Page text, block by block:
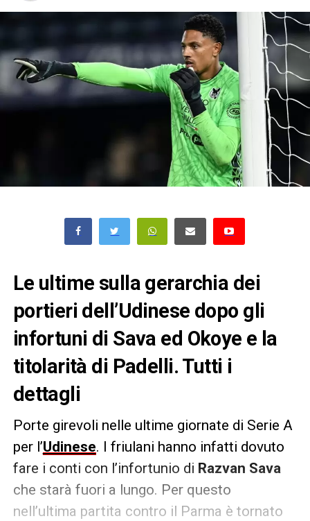
Le ultime sulla gerarchia dei
portieri dell’Udinese dopo gli
infortuni di Sava ed Okoye e la
titolarità di Padelli. Tutti i
dettagli
Porte girevoli nelle ultime giornate di Serie A
per l’Udinese. I friulani hanno infatti dovuto
fare i conti con l’infortunio di Razvan Sava
che starà fuori a lungo. Per questo
nell’ultima partita contro il Parma è tornato